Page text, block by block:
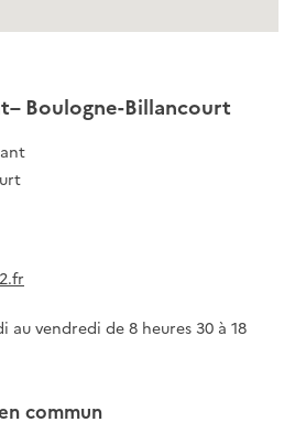
Boulogne-Billancourt
vendredi de 8 heures 30 à 18
commun